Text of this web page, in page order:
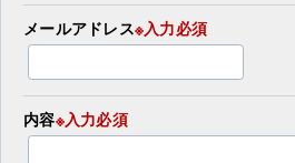
メールアドレス※入力必須
内容※入力必須